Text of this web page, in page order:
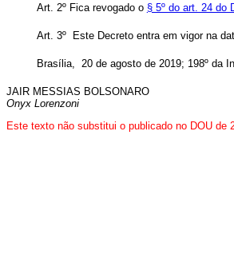
Art. 2º Fica revogado o § 5º do art. 24 do
Art. 3º Este Decreto entra em vigor na
Brasília, 20 de agosto de 2019; 198º da
JAIR MESSIAS BOLSONARO
Onyx Lorenzoni
Este texto não substitui o publicado no DOU de